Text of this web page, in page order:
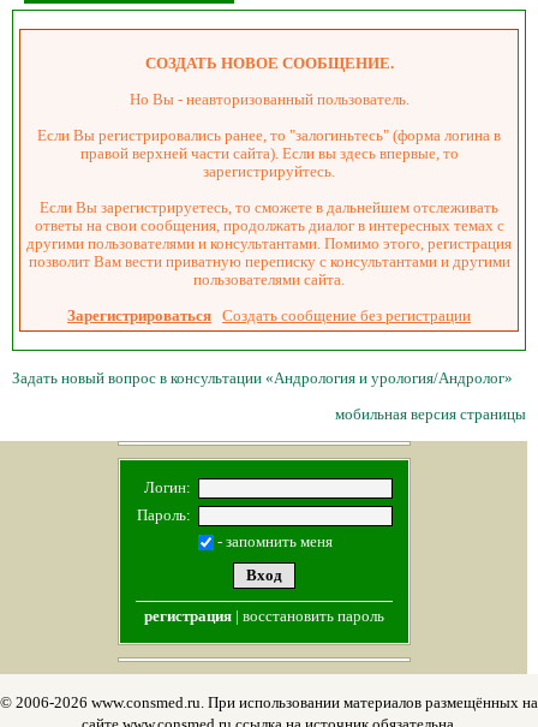
СОЗДАТЬ НОВОЕ СООБЩЕНИЕ.
Но Вы - неавторизованный пользователь.
Если Вы регистрировались ранее, то "залогиньтесь" (форма логина в
правой верхней части сайта). Если вы здесь впервые, то
зарегистрируйтесь.
Если Вы зарегистрируетесь, то сможете в дальнейшем отслеживать
ответы на свои сообщения, продолжать диалог в интересных темах с
другими пользователями и консультантами. Помимо этого, регистрация
позволит Вам вести приватную переписку с консультантами и другими
пользователями сайта.
Зарегистрироваться Создать сообщение без регистрации
Задать новый вопрос в консультации «Андрология и урология/Андролог»
мобильная версия страницы
Логин:
Пароль:
- запомнить меня
регистрация| восстановить пароль
© 2006-2026 www.consmed.ru. При использовании материалов размещённых на
сайте www.consmed.ru ссылка на источник обязательна.